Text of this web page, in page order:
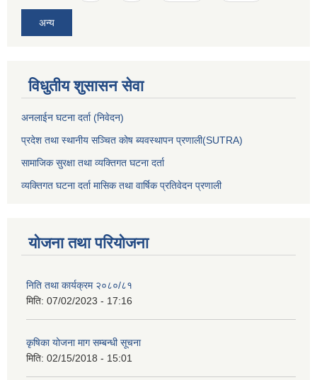
अन्य
विधुतीय शुसासन सेवा
अनलाईन घटना दर्ता (निवेदन)
प्रदेश तथा स्थानीय सञ्चित कोष ब्यवस्थापन प्रणाली(SUTRA)
सामाजिक सुरक्षा तथा व्यक्तिगत घटना दर्ता
व्यक्तिगत घटना दर्ता मासिक तथा वार्षिक प्रतिवेदन प्रणाली
योजना तथा परियोजना
निति तथा कार्यक्रम २०८०/८१
मिति: 07/02/2023 - 17:16
कृषिका योजना माग सम्बन्धी सूचना
मिति: 02/15/2018 - 15:01